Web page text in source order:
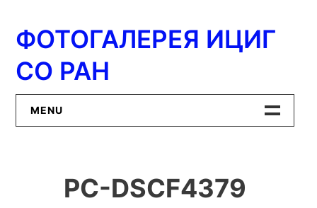
содержимому
ФОТОГАЛЕРЕЯ ИЦИГ
СО РАН
MENU
ИЦиГ СО РАН
PC-DSCF4379